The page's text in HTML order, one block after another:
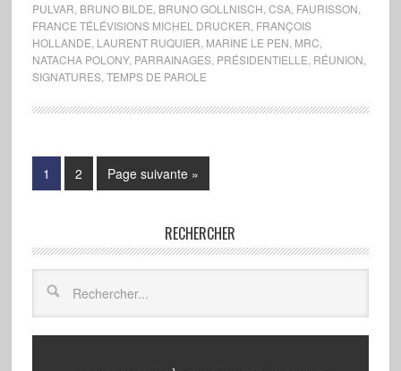
PULVAR BRUNO BILDE BRUNO GOLLNISCH CSA, FAURISSON
FRANCE TÉLÉVISIONS MICHEL DRUCKER FRANÇOIS
HOLLANDE LAURENT RUQUIER MARINE LE PEN MRC
NATACHA POLONY, PARRAINAGES, PRÉSIDENTIELLE RÉUNION
SIGNATURES, TEMPS DE PAROLE
1 2 Page suivante »
RECHERCHER